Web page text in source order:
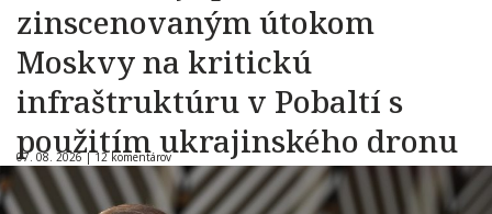
zinscenovaným útokom
Moskvy na kritickú
infraštruktúru v Pobaltí s
použitím ukrajinského dronu
07. 08. 2026 |12 komentárov